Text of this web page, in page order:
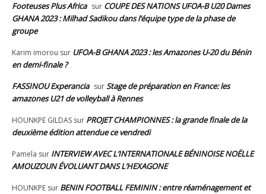
Footeuses Plus Africa sur COUPE DES NATIONS UFOA-B U20 Dames
GHANA 2023 : Milhad Sadikou dans l’équipe type de la phase de
groupe
Karim imorou sur UFOA-B GHANA 2023 : les Amazones U-20 du Bénin
en demi-finale ?
FASSINOU Experancia surStage de préparation en France: les
amazones U21 de volleyball à Rennes
HOUNKPE GILDAS sur PROJET CHAMPIONNES : la grande finale de la
deuxième édition attendue ce vendredi
Pamela sur INTERVIEW AVEC L’INTERNATIONALE BÉNINOISE NOËLLE
AMOUZOUN ÉVOLUANT DANS L’HEXAGONE
HOUNKPE sur BENIN FOOTBALL FEMININ : entre réaménagement et